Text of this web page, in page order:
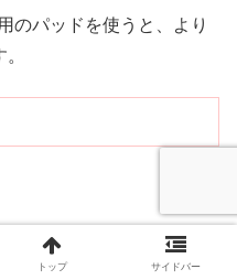
のパッドを使うと、より
市場
トップ サイドバー